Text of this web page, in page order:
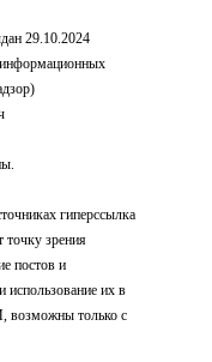
29.10.2024
информационных
гиперссылка
точку зрения
постов и
использование их в
возможны только с